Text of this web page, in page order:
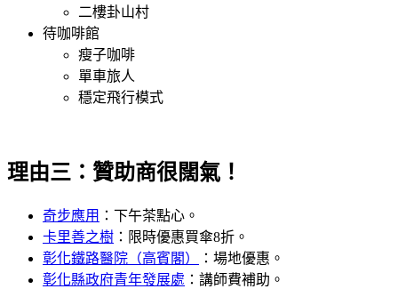
二樓卦山村
待咖啡館
瘦子咖啡
單車旅人
穩定飛行模式
理由三：贊助商很闊氣！
奇步應用 ：下午茶點心。
卡里善之樹 ：限時優惠買傘8折。
彰化鐵路醫院（高賓閣）
：場地優惠。
彰化縣政府青年發展處 ：講師費補助。